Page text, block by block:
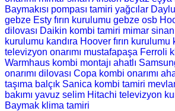
Baymakısı pompası tamiri yağcılar
gebze Esty fırın kurulumu gebze osb
dilovası Daikin kombi tamiri mimar sinan
kurulumu kandıra Hoover fırın kurulumu
televizyon onarımı mustafapaşa Ferroli
Warmhaus kombi montajı ahatlı
onarımı dilovası Copa kombi onarımı
taşıma balçık Sanica kombi tamiri
bakımı yavuz selim Hitachi televizyon
Baymak klima tamiri